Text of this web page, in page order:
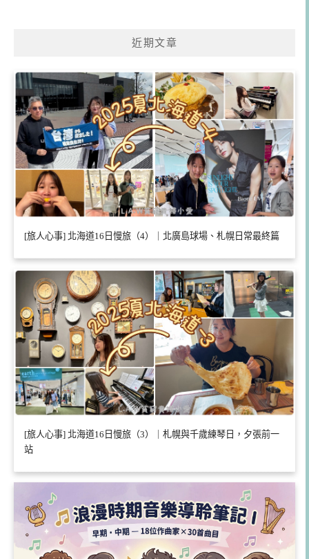
近期文章
[旅人心事] 北海道16日慢旅（4）｜北廣島球場、札幌日常最終篇
[旅人心事] 北海道16日慢旅（3）｜札幌與千歲練琴日，夕張前一
站